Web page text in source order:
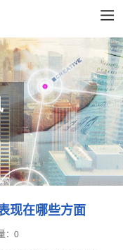
现在哪些方面
：0